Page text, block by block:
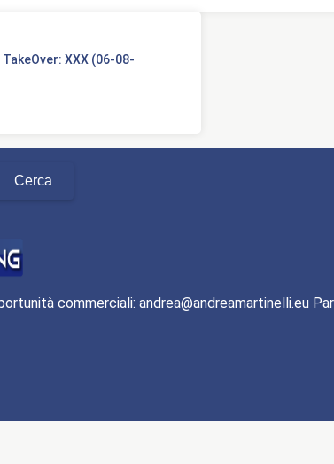
XXX (06-08-
commerciali: andrea@andreamartinelli.eu